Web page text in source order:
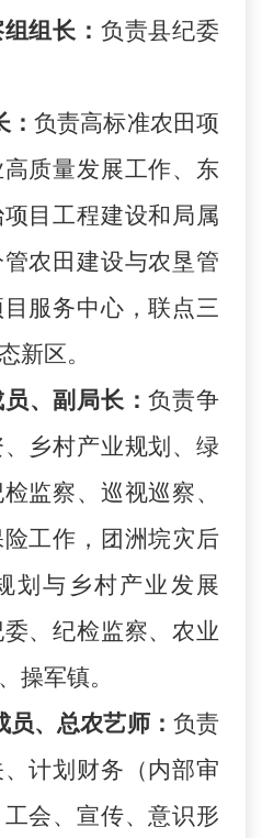
组长： 负责县纪委
负责高标准农田项
质量发展工作、东
目工程建设和局属
农田建设与农垦管
服务中心，联点三
新区。
、副局长：负责争
乡村产业规划、绿
监察、巡视巡察、
工作，团洲垸灾后
划与乡村产业发展
、纪检监察、农业
操军镇。
员、总农艺师： 负责
计划财务（内部审
会、宣传、意识形